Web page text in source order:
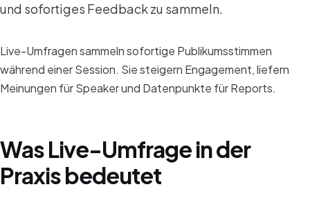
und sofortiges Feedback zu sammeln.
Live-Umfragen sammeln sofortige Publikumsstimmen
während einer Session. Sie steigern Engagement, liefern
Meinungen für Speaker und Datenpunkte für Reports.
Was Live-Umfrage in der
Praxis bedeutet